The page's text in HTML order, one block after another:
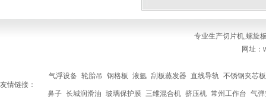
真空耙式干燥机
专业生产切片机,螺旋
网址
友情链接：
气浮设备 轮胎吊 钢格板 液氩 刮板蒸发器 直线导轨 不锈钢夹芯板
鼻子 长城润滑油 玻璃保护膜 三维混合机 挤压机 常州工作台 气